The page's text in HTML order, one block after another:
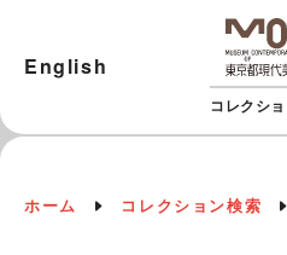
コレクシ
English
ホーム コレクション検索